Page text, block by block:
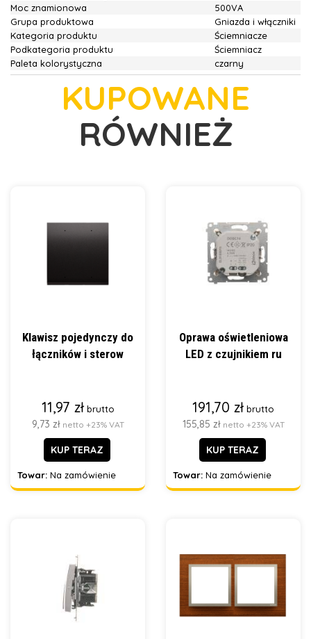
Moc znamionowa
500VA
Grupa produktowa
Gniazda i włączniki
Kategoria produktu
Ściemniacze
Podkategoria produktu
Ściemniacz
Paleta kolorystyczna
czarny
KUPOWANE
RÓWNIEŻ
Klawisz pojedynczy do
łączników i sterow
11,97 zł brutto
9,73 zł netto +23% VAT
KUP TERAZ
Towar: Na zamówienie
Oprawa oświetleniowa
LED z czujnikiem ru
191,70 zł brutto
155,85 zł netto +23% VAT
KUP TERAZ
Towar: Na zamówienie